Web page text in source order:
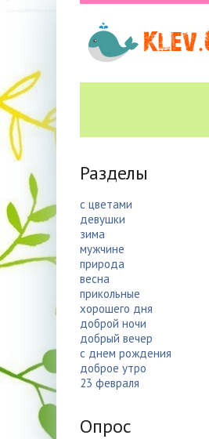
Разделы
с цветами
девушки
зима
мужчине
природа
весна
прикольные
хорошего дня
доброй ночи
добрый вечер
с днем рождения
доброе утро
23 февраля
Опрос